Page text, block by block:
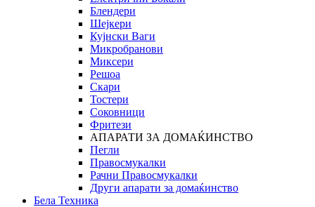
Блендери
Шејкери
Кујнски Ваги
Микробранови
Миксери
Решоа
Скари
Тостери
Соковници
Фритези
АПАРАТИ ЗА ДОМАЌИНСТВО
Пегли
Правосмукалки
Рачни Правосмукалки
Други апарати за домаќинство
Бела Техника